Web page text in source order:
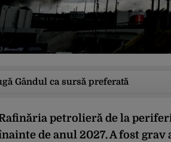
Gândul ca sursă preferată
petrolieră de la
de anul 2027. A fost